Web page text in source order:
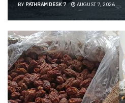
BY PATHRAM DESK 7 AUGUST 7, 2026